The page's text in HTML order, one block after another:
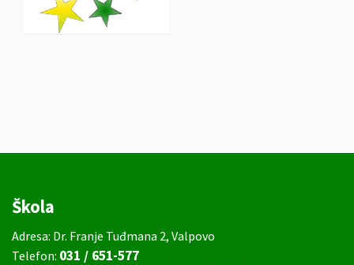
Škola
Adresa: Dr. Franje Tuđmana 2, Valpovo
Telefon: 031 / 651-577